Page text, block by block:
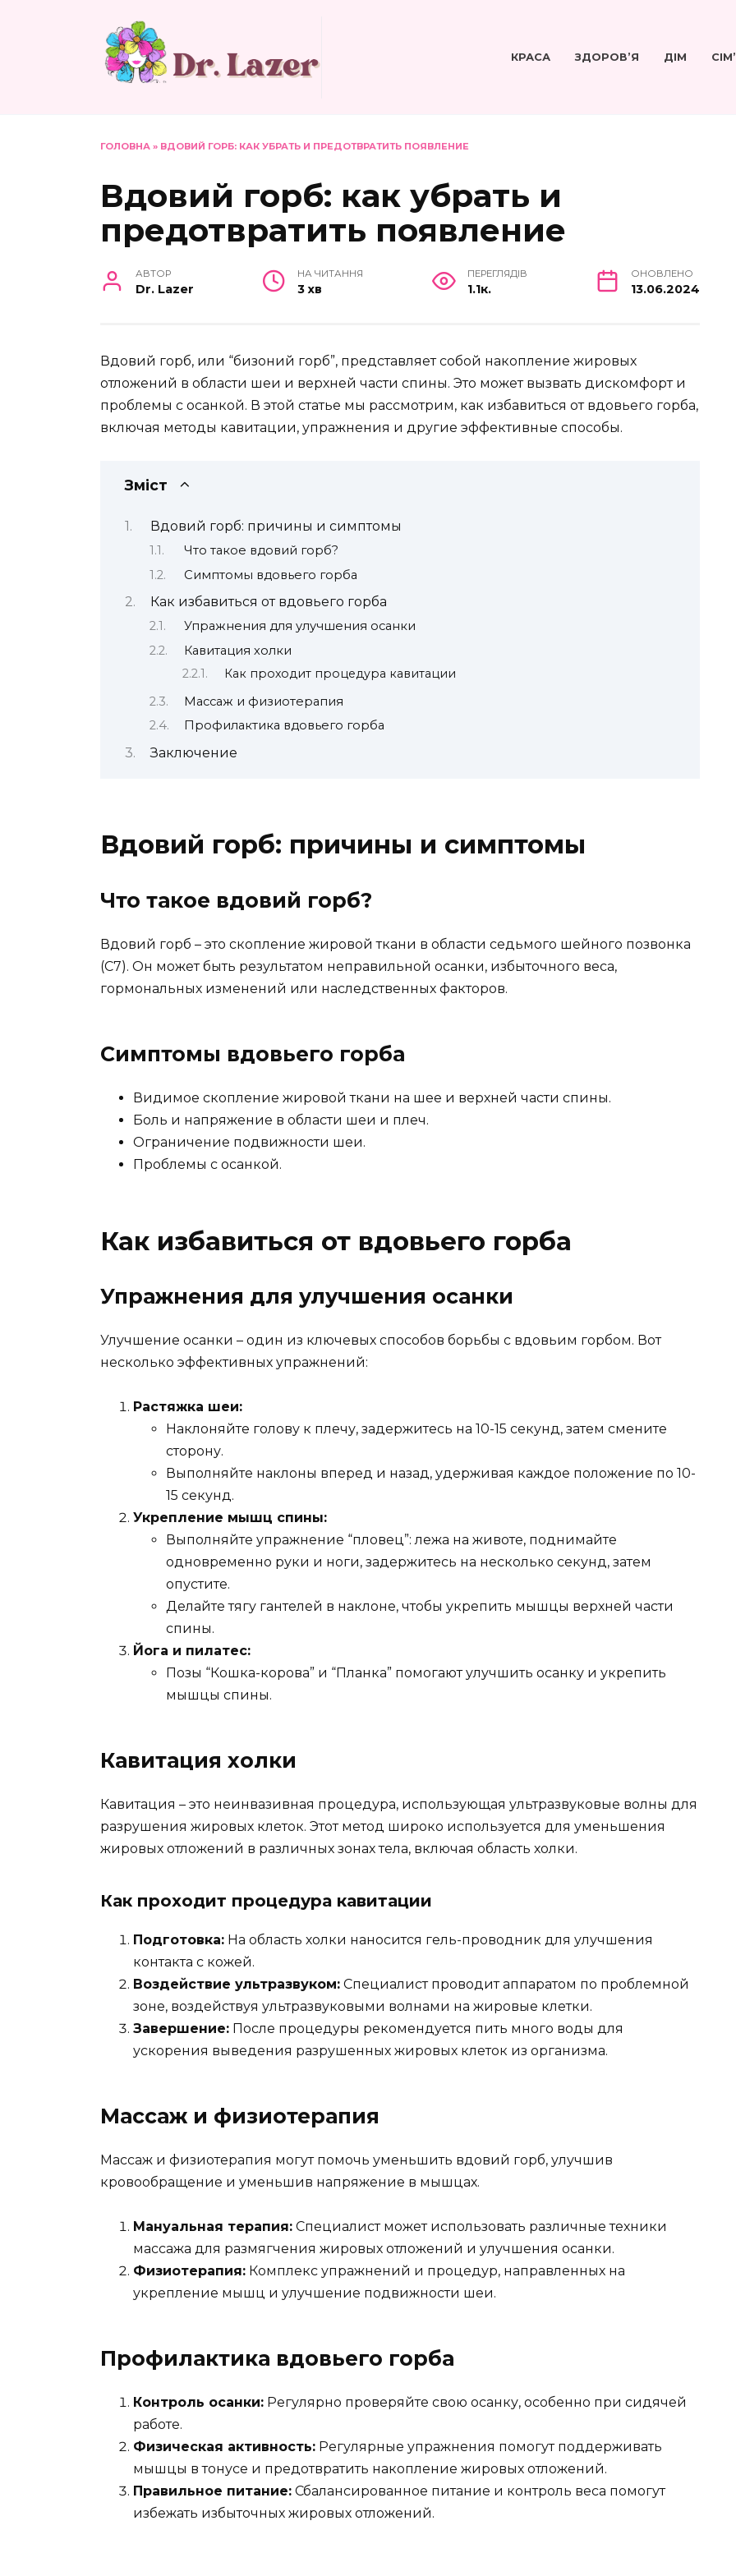
КРАСА ЗДОРОВ’Я ДІМ
ГОЛОВНА » ВДОВИЙ ГОРБ: КАК УБРАТЬ И ПРЕДОТВРАТИТЬ ПОЯВЛЕНИЕ
Вдовий горб: как убрать и
предотвратить появление
АВТОР
Dr. Lazer
НА ЧИТАННЯ
3 хв
ПЕРЕГЛЯДІВ
1.1к.
ОНОВЛЕНО
13.06.2024
Вдовий горб, или “бизоний горб”, представляет собой накопление жировых
отложений в области шеи и верхней части спины. Это может вызвать дискомфорт и
проблемы с осанкой. В этой статье мы рассмотрим, как избавиться от вдовьего горба,
включая методы кавитации, упражнения и другие эффективные способы.
Зміст
Вдовий горб: причины и симптомы
Что такое вдовий горб?
Симптомы вдовьего горба
Как избавиться от вдовьего горба
Упражнения для улучшения осанки
Кавитация холки
Как проходит процедура кавитации
Массаж и физиотерапия
Профилактика вдовьего горба
Заключение
Вдовий горб: причины и симптомы
Что такое вдовий горб?
Вдовий горб – это скопление жировой ткани в области седьмого шейного позвонка
(С7). Он может быть результатом неправильной осанки, избыточного веса,
гормональных изменений или наследственных факторов.
Симптомы вдовьего горба
Видимое скопление жировой ткани на шее и верхней части спины.
Боль и напряжение в области шеи и плеч.
Ограничение подвижности шеи.
Проблемы с осанкой.
Как избавиться от вдовьего горба
Упражнения для улучшения осанки
Улучшение осанки – один из ключевых способов борьбы с вдовьим горбом. Вот
несколько эффективных упражнений:
Растяжка шеи:
Наклоняйте голову к плечу, задержитесь на 10-15 секунд, затем смените
сторону.
Выполняйте наклоны вперед и назад, удерживая каждое положение по 10-
15 секунд.
Укрепление мышц спины:
Выполняйте упражнение “пловец”: лежа на животе, поднимайте
одновременно руки и ноги, задержитесь на несколько секунд, затем
опустите.
Делайте тягу гантелей в наклоне, чтобы укрепить мышцы верхней части
спины.
Йога и пилатес:
Позы “Кошка-корова” и “Планка” помогают улучшить осанку и укрепить
мышцы спины.
Кавитация холки
Кавитация – это неинвазивная процедура, использующая ультразвуковые волны для
разрушения жировых клеток. Этот метод широко используется для уменьшения
жировых отложений в различных зонах тела, включая область холки.
Как проходит процедура кавитации
Подготовка: На область холки наносится гель-проводник для улучшения
контакта с кожей.
Воздействие ультразвуком: Специалист проводит аппаратом по проблемной
зоне, воздействуя ультразвуковыми волнами на жировые клетки.
Завершение: После процедуры рекомендуется пить много воды для
ускорения выведения разрушенных жировых клеток из организма.
Массаж и физиотерапия
Массаж и физиотерапия могут помочь уменьшить вдовий горб, улучшив
кровообращение и уменьшив напряжение в мышцах.
Мануальная терапия: Специалист может использовать различные техники
массажа для размягчения жировых отложений и улучшения осанки.
Физиотерапия: Комплекс упражнений и процедур, направленных на
укрепление мышц и улучшение подвижности шеи.
Профилактика вдовьего горба
Контроль осанки: Регулярно проверяйте свою осанку, особенно при сидячей
работе.
Физическая активность: Регулярные упражнения помогут поддерживать
мышцы в тонусе и предотвратить накопление жировых отложений.
Правильное питание: Сбалансированное питание и контроль веса помогут
избежать избыточных жировых отложений.